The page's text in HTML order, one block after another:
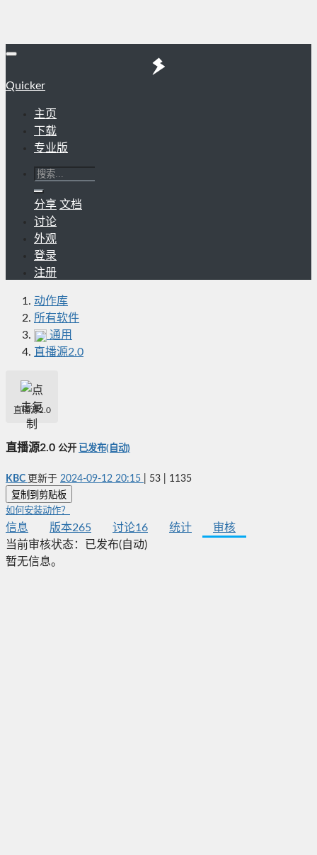
Quicker
主页
下载
专业版
分享 文档
讨论
外观
登录
注册
动作库
所有软件
通用
直播源2.0
直播源2.0
直播源2.0 公开 已发布(自动)
KBC 更新于 2024-09-12 20:15 53 1135
复制到剪贴板
如何安装动作？
信息 版本265 讨论16 统计
审核
当前审核状态：
已发布(自动)
暂无信息。